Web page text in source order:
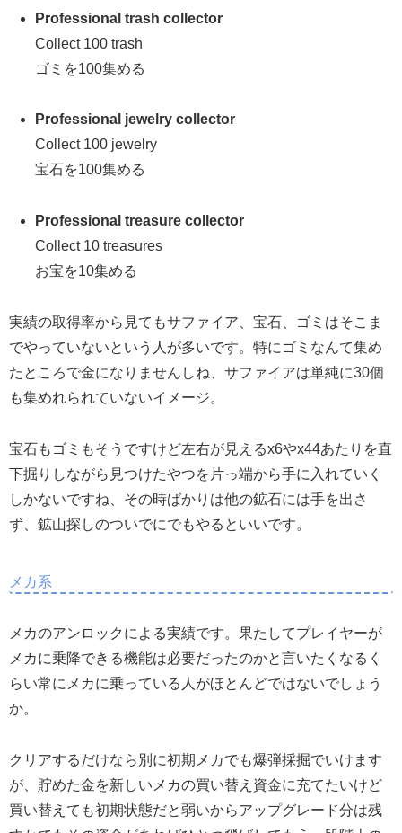
Professional trash collector
Collect 100 trash
ゴミを100集める
Professional jewelry collector
Collect 100 jewelry
宝石を100集める
Professional treasure collector
Collect 10 treasures
お宝を10集める
実績の取得率から見てもサファイア、宝石、ゴミはそこま
でやっていないという人が多いです。特にゴミなんて集め
たところで金になりませんしね、サファイアは単純に30個
も集めれられていないイメージ。
宝石もゴミもそうですけど左右が見えるx6やx44あたりを直
下掘りしながら見つけたやつを片っ端から手に入れていく
しかないですね、その時ばかりは他の鉱石には手を出さ
ず、鉱山探しのついでにでもやるといいです。
メカ系
メカのアンロックによる実績です。果たしてプレイヤーが
メカに乗降できる機能は必要だったのかと言いたくなるく
らい常にメカに乗っている人がほとんどではないでしょう
か。
クリアするだけなら別に初期メカでも爆弾採掘でいけます
が、貯めた金を新しいメカの買い替え資金に充てたいけど
買い替えても初期状態だと弱いからアップグレード分は残